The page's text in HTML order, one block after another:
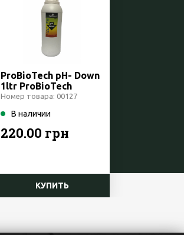
ProBioTech pH- Down
1ltr ProBioTech
Швейцария
Номер товара: 00127
В наличии
220.00 грн
КУПИТЬ